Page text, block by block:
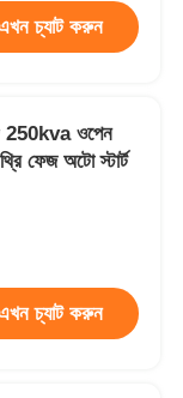
চ্যাট করুন
ওপেন
ফেজ অটো স্টার্ট
চ্যাট করুন